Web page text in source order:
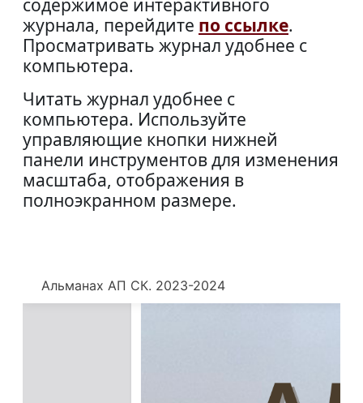
журнала, перейдите по ссылке.
Просматривать журнал удобнее с
компьютера.
Читать журнал удобнее с
компьютера. Используйте
управляющие кнопки нижней
панели инструментов для изменения
масштаба, отображения в
полноэкранном размере.